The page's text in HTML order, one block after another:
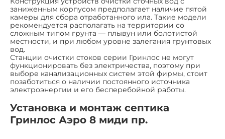
заниженным корпусом предполагает наличие пятой
камеры для сбора отработанного ила. Такие модели
рекомендуется располагать на территории со
сложным типом грунта — плывун или болотистой
местности, и при любом уровне залегания грунтовых
вод.
Станции очистки стоков серии Гринлос не могут
функционировать без электричества, поэтому при
выборе канализационных систем этой фирмы, стоит
позаботиться о наличии постоянного источника
электроэнергии и его бесперебойной работы.
Установка и монтаж септика
Гринлос Аэро 8 миди пр.